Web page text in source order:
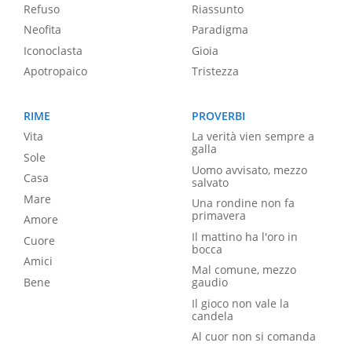
Refuso
Neofita
Iconoclasta
Apotropaico
Riassunto
Paradigma
Gioia
Tristezza
RIME
Vita
Sole
Casa
Mare
Amore
Cuore
Amici
Bene
PROVERBI
La verità vien sempre a
galla
Uomo avvisato, mezzo
salvato
Una rondine non fa
primavera
Il mattino ha l'oro in
bocca
Mal comune, mezzo
gaudio
Il gioco non vale la
candela
Al cuor non si comanda